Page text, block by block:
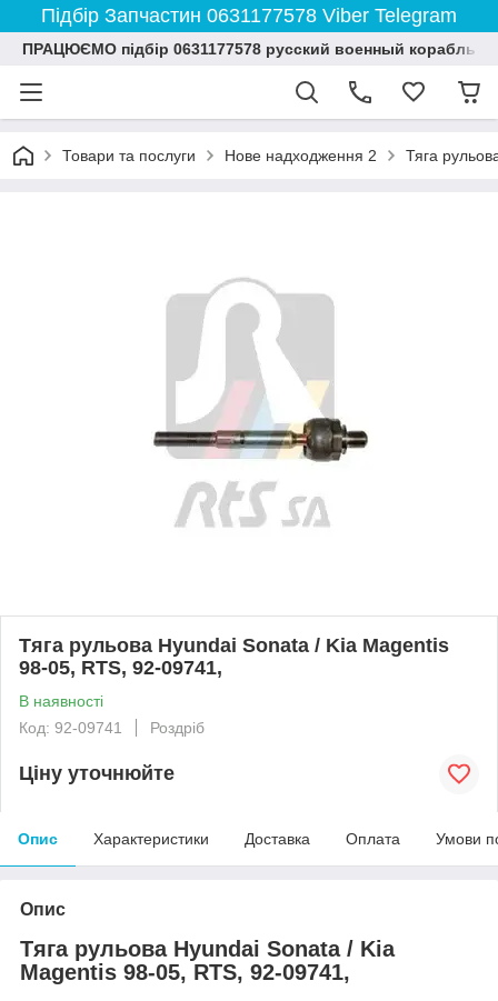
Підбір Запчастин 0631177578 Viber Telegram
ПРАЦЮЄМО підбір 0631177578 русский военный корабль
Товари та послуги Нове надходження 2 Тяга
Тяга рульова Hyundai Sonata / Kia Magentis
98-05, RTS, 92-09741,
В наявності
Код: 92-09741
Роздріб
Ціну уточнюйте
Опис Характеристики Доставка Оплата Умови
Опис
Тяга рульова Hyundai Sonata / Kia
Magentis 98-05, RTS, 92-09741,